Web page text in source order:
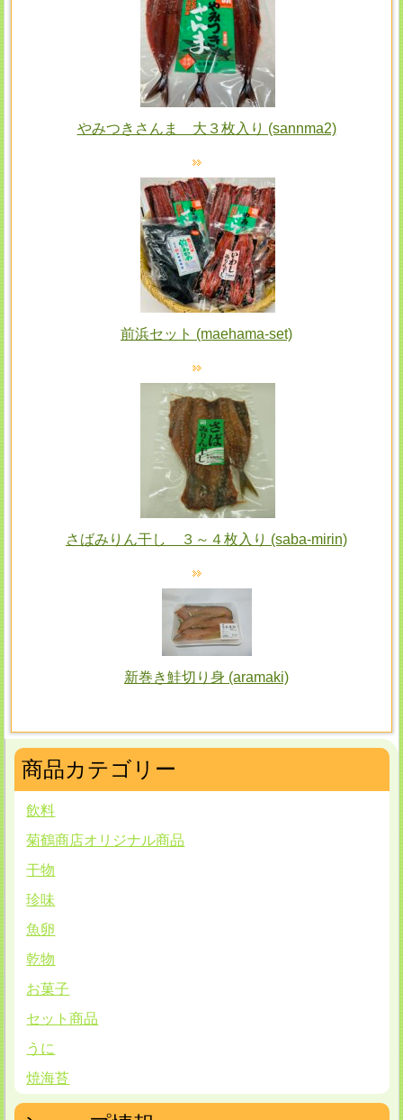
やみつきさんま 大３枚入り (sannma2)
前浜セット (maehama-set)
さばみりん干し ３～４枚入り (saba-mirin)
新巻き鮭切り身 (aramaki)
商品カテゴリー
飲料
菊鶴商店オリジナル商品
干物
珍味
魚卵
乾物
お菓子
セット商品
うに
焼海苔